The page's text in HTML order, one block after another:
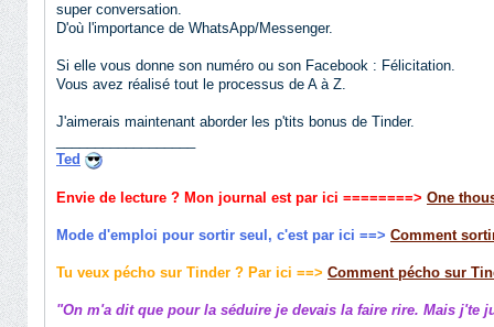
super conversation.
D'où l'importance de WhatsApp/Messenger.
Si elle vous donne son numéro ou son Facebook : Félicitation.
Vous avez réalisé tout le processus de A à Z.
J'aimerais maintenant aborder les p'tits bonus de Tinder.
Ted
Envie de lecture ? Mon journal est par ici ========> One
Mode d'emploi pour sortir seul, c'est par ici ==> Comment
Tu veux pécho sur Tinder ? Par ici ==> Comment pécho sur
"On m'a dit que pour la séduire je devais la faire rire. Mais